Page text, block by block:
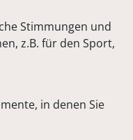
Stimmungen und
z.B. für den Sport,
in denen Sie